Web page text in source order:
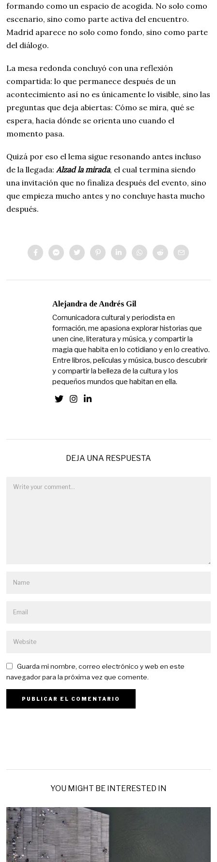
formando como un espacio de acogida. No solo como
escenario, sino como parte activa del encuentro.
Madrid aparece no solo como fondo, sino como parte
del diálogo.
La mesa redonda concluyó con una reflexión
compartida: lo que permanece después de un
acontecimiento así no es únicamente lo visible, sino las
preguntas que deja abiertas: Cómo se mira, qué se
espera, hacia dónde se orienta uno cuando el
momento pasa.
Quizá por eso el lema sigue resonando antes incluso
de la llegada:Alzad la mirada, el cual termina siendo
una invitación que no finaliza después del evento, sino
que empieza mucho antes y no concluye hasta mucho
después.
Alejandra de Andrés Gil
Comunicadora cultural y periodista en
formación, me apasiona explorar historias que
unen cine, literatura y música, y compartir la
magia que habita en lo cotidiano y en lo creativo.
Entre libros, películas y música, busco descubrir
y compartir la belleza de la cultura y los
pequeños mundos que habitan en ella.
DEJA UNA RESPUESTA
Guarda mi nombre, correo electrónico y web en este
navegador para la próxima vez que comente.
YOU MIGHT BE INTERESTED IN